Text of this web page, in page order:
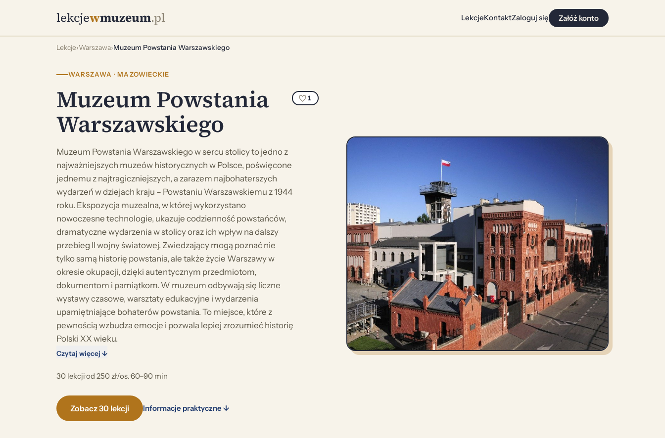
lekcjewmuzeum.pl LekcjeKontaktZaloguj się Załóż konto
Lekcje›Warszawa›Muzeum Powstania Warszawskiego
WARSZAWA · MAZOWIECKIE
Muzeum Powstania
Warszawskiego
1
Muzeum Powstania Warszawskiego w sercu stolicy to jedno z
najważniejszych muzeów historycznych w Polsce, poświęcone
jednemu z najtragiczniejszych, a zarazem najbohaterszych
wydarzeń w dziejach kraju – Powstaniu Warszawskiemu z 1944
roku. Ekspozycja muzealna, w której wykorzystano
nowoczesne technologie, ukazuje codzienność powstańców,
dramatyczne wydarzenia w stolicy oraz ich wpływ na dalszy
przebieg II wojny światowej. Zwiedzający mogą poznać nie
tylko samą historię powstania, ale także życie Warszawy w
okresie okupacji, dzięki autentycznym przedmiotom,
dokumentom i pamiątkom. W muzeum odbywają się liczne
wystawy czasowe, warsztaty edukacyjne i wydarzenia
upamiętniające bohaterów powstania. To miejsce, które z
pewnością wzbudza emocje i pozwala lepiej zrozumieć historię
Polski XX wieku.
Czytaj więcej ↓
30 lekcji·od 250 zł/os.·60–90 min
Zobacz 30 lekcji Informacje praktyczne ↓